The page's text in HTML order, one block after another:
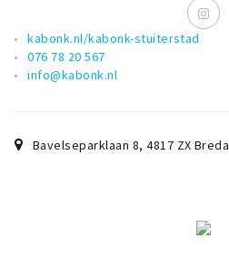
kabonk.nl/kabonk-stuiterstad
076 78 20 567
info@kabonk.nl
Bavelseparklaan 8,4817 ZX Breda